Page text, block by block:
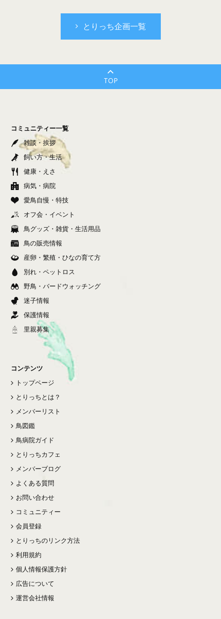
とりっち企画一覧
TOP
コミュニティー一覧
雑談・挨拶
飼い方・生活
健康・えさ
病気・病院
愛鳥自慢・特技
オフ会・イベント
鳥グッズ・雑貨・生活用品
鳥の販売情報
産卵・繁殖・ひなの育て方
別れ・ペットロス
野鳥・バードウォッチング
迷子情報
保護情報
里親募集
コンテンツ
トップページ
とりっちとは？
メンバーリスト
鳥図鑑
鳥病院ガイド
とりっちカフェ
メンバーブログ
よくある質問
お問い合わせ
コミュニティー
会員登録
とりっちのリンク方法
利用規約
個人情報保護方針
広告について
運営会社情報